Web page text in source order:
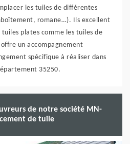
les tuiles de différentes
romane…). Ils excellent
plates comme les tuiles de
un accompagnement
spécifique à réaliser dans
35250.
de notre société MN-
de tuile